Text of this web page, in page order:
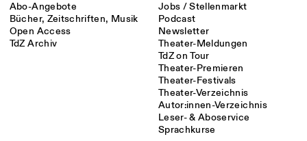
Abo-Angebote
Bücher, Zeitschriften, Musik
Open Access
TdZ Archiv
Jobs / Stellenmarkt
Podcast
Newsletter
Theater-Meldungen
TdZ on Tour
Theater-Premieren
Theater-Festivals
Theater-Verzeichnis
Autor:innen-Verzeichnis
Leser- & Aboservice
Sprachkurse